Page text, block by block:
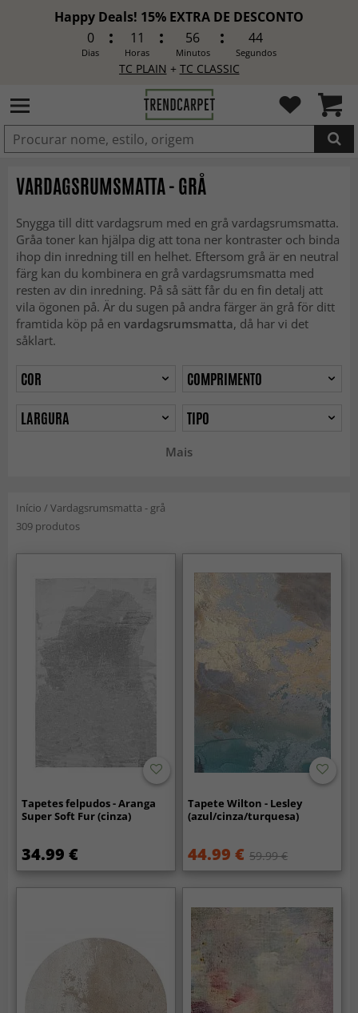
Happy Deals! 15% EXTRA DE DESCONTO
0
Dias
11
Horas
56
Minutos
41
Segundos
TC PLAIN + TC CLASSIC
ADICIONADO
VARDAGSRUMSMATTA - GRÅ
Snygga till ditt vardagsrum med en grå vardagsrumsmatta.
Gråa toner kan hjälpa dig att tona ner kontraster och binda
ihop din inredning till en helhet. Eftersom grå är en neutral
färg kan du kombinera en grå vardagsrumsmatta med
resten av din inredning. På så sätt får du en fin detalj att
vila ögonen på. Är du sugen på andra färger än grå för ditt
framtida köp på en vardagsrumsmatta, då har vi det
såklart.
Mais
COR
COMPRIMENTO
LARGURA
TIPO
Início /Vardagsrumsmatta - grå
309 produtos
Tapetes felpudos - Aranga
Super Soft Fur (cinza)
34.99 €
Tapete Wilton - Lesley
(azul/cinza/turquesa)
44.99 € 59.99 €